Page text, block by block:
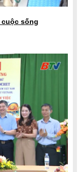
sống